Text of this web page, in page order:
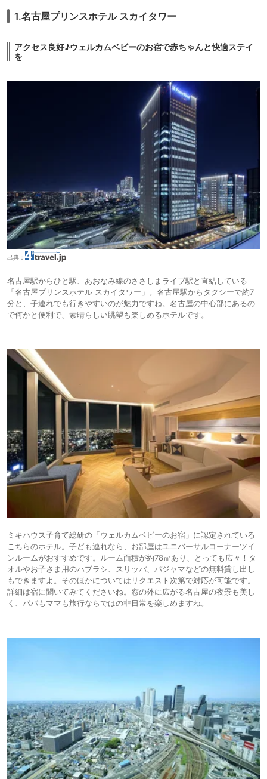
1.名古屋プリンスホテル スカイタワー
アクセス良好♪ウェルカムベビーのお宿で赤ちゃんと快適ステイ
を
出典：
名古屋駅からひと駅、あおなみ線のささしまライブ駅と直結している
「名古屋プリンスホテル スカイタワー」。名古屋駅からタクシーで約7
分と、子連れでも行きやすいのが魅力ですね。名古屋の中心部にあるの
で何かと便利で、素晴らしい眺望も楽しめるホテルです。
ミキハウス子育て総研の「ウェルカムベビーのお宿」に認定されている
こちらのホテル。子ども連れなら、お部屋はユニバーサルコーナーツイ
ンルームがおすすめです。ルーム面積が約78㎡あり、とっても広々！タ
オルやお子さま用のハブラシ、スリッパ、パジャマなどの無料貸し出し
もできますよ。そのほかについてはリクエスト次第で対応が可能です。
詳細は宿に聞いてみてくださいね。窓の外に広がる名古屋の夜景も美し
く、パパもママも旅行ならではの非日常を楽しめますね。